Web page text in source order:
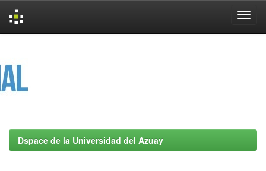
Dspace de la Universidad del Azuay